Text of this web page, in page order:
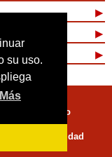
su uso.
Términos de Uso
de Privacidad